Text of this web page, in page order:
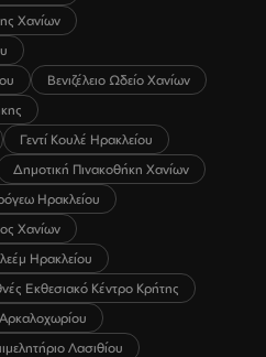
Χανίων
Βενιζέλειο Ωδείο Χανίων
Γεντί Κουλέ Ηρακλείου
Δημοτική Πινακοθήκη Χανίων
Ηρακλείου
Χανίων
Ηρακλείου
Εκθεσιακό Κέντρο Κρήτης
Λασιθίου